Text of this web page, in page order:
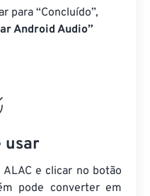
para “Concluído”,
Android Audio”
usar
e clicar no botão
pode converter em